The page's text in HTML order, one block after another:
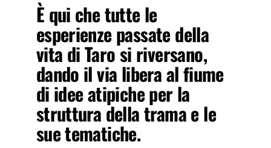
È qui che tutte le
esperienze passate della
vita di Taro si riversano,
dando il via libera al fiume
di idee atipiche per la
struttura della trama e le
sue tematiche.